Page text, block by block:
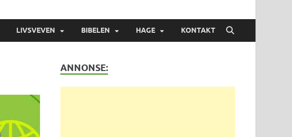
LIVSVEVEN BIBELEN HAGE KONTAKT
ANNONSE: